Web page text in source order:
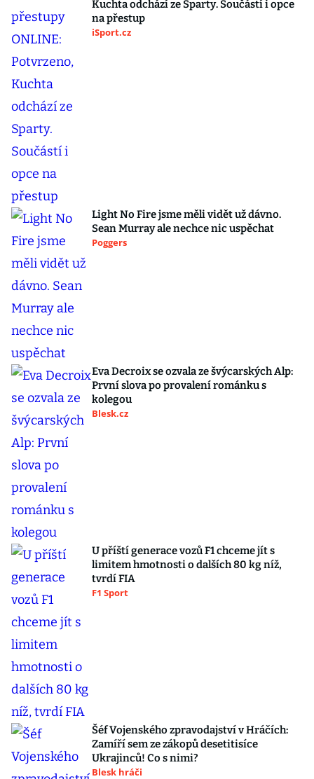
Kuchta odchází ze Sparty. Součástí i opce
na přestup
iSport.cz
Light No Fire jsme měli vidět už dávno.
Sean Murray ale nechce nic uspěchat
Poggers
Eva Decroix se ozvala ze švýcarských Alp:
První slova po provalení románku s
kolegou
Blesk.cz
U příští generace vozů F1 chceme jít s
limitem hmotnosti o dalších 80 kg níž,
tvrdí FIA
F1 Sport
Šéf Vojenského zpravodajství v Hráčích:
Zamíří sem ze zákopů desetitisíce
Ukrajinců! Co s nimi?
Blesk hráči